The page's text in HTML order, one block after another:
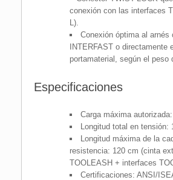
conexión con las interfaces
L).
Conexión óptima al arnés
INTERFAST o directamente
portamaterial, según el peso
Especificaciones
Carga máxima
Longitud total en tensión:
Longitud máxima de la
resistencia: 120 cm (cinta
TOOLEASH + interfaces
Certificaciones: ANSI/